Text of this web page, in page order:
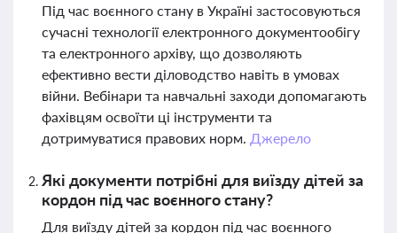
Під час воєнного стану в Україні застосовуються
сучасні технології електронного документообігу
та електронного архіву, що дозволяють
ефективно вести діловодство навіть в умовах
війни. Вебінари та навчальні заходи допомагають
фахівцям освоїти ці інструменти та
дотримуватися правових норм. Джерело
Які документи потрібні для виїзду дітей за
кордон під час воєнного стану?
Для виїзду дітей за кордон під час воєнного